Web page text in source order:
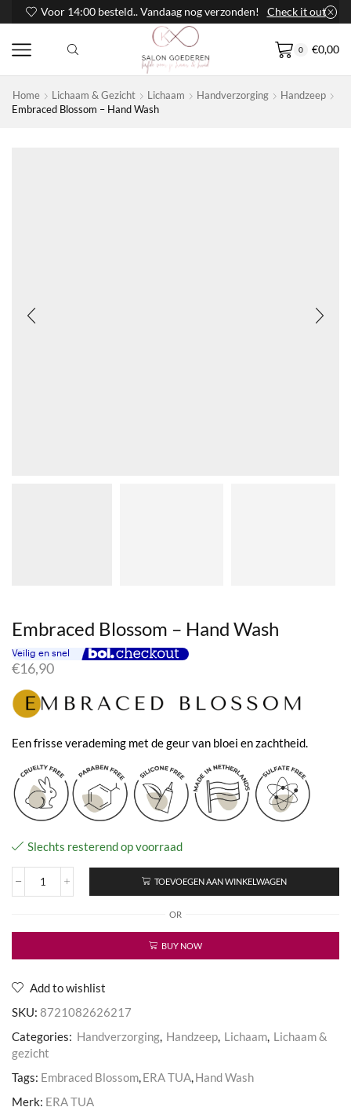
Voor 14:00 besteld.. Vandaag nog verzonden! Check it out
0 €0,00
Home Lichaam & Gezicht Lichaam Handverzorging
Handzeep
Embraced Blossom – Hand Wash
Embraced Blossom – Hand Wash
€16,90
Een frisse verademing met de geur van bloei en zachtheid.
Slechts resterend op voorraad
Embraced
Hand
aantal
TOEVOEGEN AAN WINKELWAGEN
OR
BUY NOW
Add to wishlist
SKU: 8721082626217
Categories: Handverzorging, Handzeep, Lichaam, Lichaam &
gezicht
Tags: Embraced Blossom,ERA TUA,Hand Wash
Merk: ERA TUA